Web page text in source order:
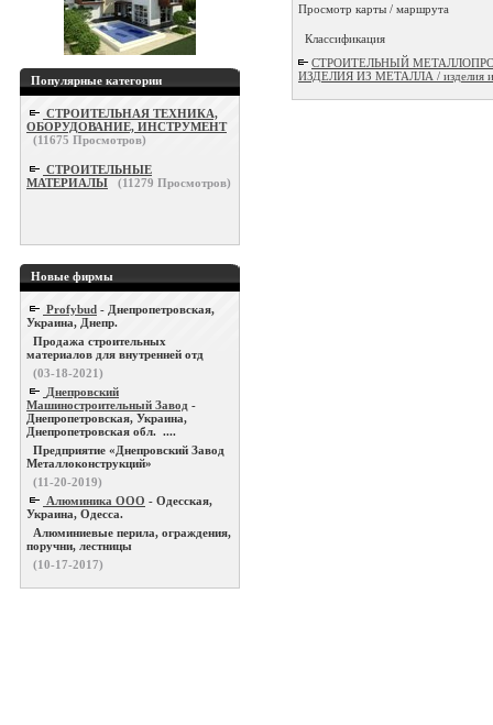
Популярные категории
СТРОИТЕЛЬНАЯ ТЕХНИКА,
ОБОРУДОВАНИЕ, ИНСТРУМЕНТ
(11675 Просмотров)
СТРОИТЕЛЬНЫЕ
МАТЕРИАЛЫ
(11279 Просмотров)
Новые фирмы
Profybud - Днепропетровская,
Украина, Днепр.
Продажа строительных
материалов для внутренней отд
(03-18-2021)
Днепровский
Машиностроительный Завод -
Днепропетровская, Украина,
Днепропетровская обл. ....
Предприятие «Днепровский Завод
Металлоконструкций»
(11-20-2019)
Алюминика ООО - Одесская,
Украина, Одесса.
Алюминиевые перила, ограждения,
поручни, лестницы
(10-17-2017)
Просмотр карты / маршрута
Классификация
СТРОИТЕЛЬНЫЙ
ИЗДЕЛИЯ ИЗ МЕТАЛЛА / изделия